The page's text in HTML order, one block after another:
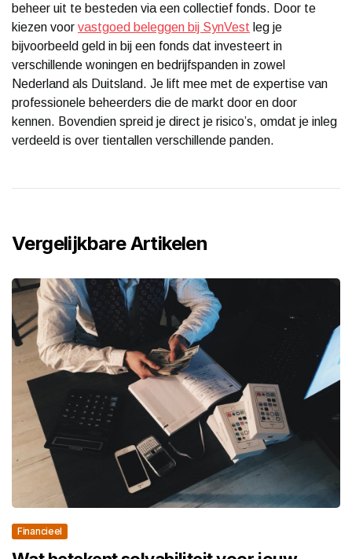
beheer uit te besteden via een collectief fonds. Door te
kiezen voor vastgoed beleggen bij SynVest leg je
bijvoorbeeld geld in bij een fonds dat investeert in
verschillende woningen en bedrijfspanden in zowel
Nederland als Duitsland. Je lift mee met de expertise van
professionele beheerders die de markt door en door
kennen. Bovendien spreid je direct je risico’s, omdat je inleg
verdeeld is over tientallen verschillende panden.
Vergelijkbare Artikelen
Financieel